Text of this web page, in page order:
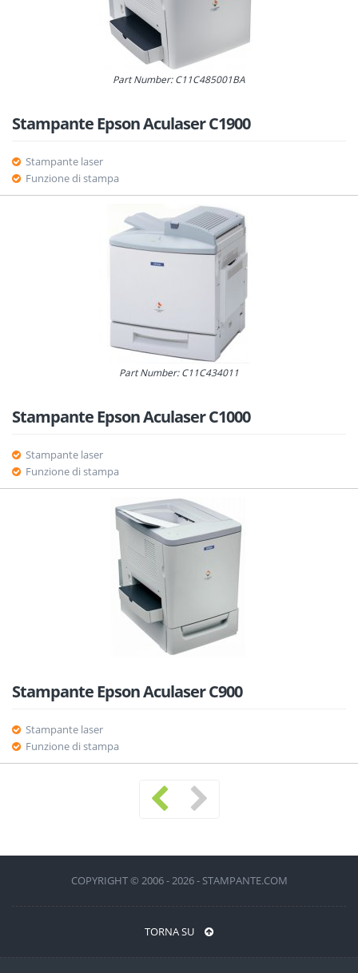
Part Number: C11C485001BA
Stampante Epson Aculaser C1900
Stampante laser
Funzione di stampa
Part Number: C11C434011
Stampante Epson Aculaser C1000
Stampante laser
Funzione di stampa
Stampante Epson Aculaser C900
Stampante laser
Funzione di stampa
COPYRIGHT © 2006 - 2026 - STAMPANTE.COM
TORNA SU